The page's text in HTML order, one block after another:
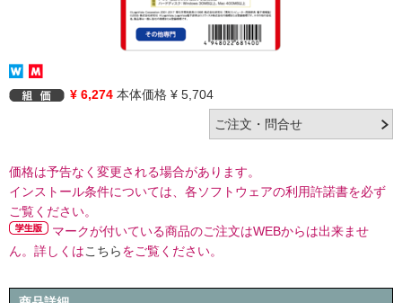
¥ 6,274 本体価格 ¥ 5,704
価格は予告なく変更される場合があります。
インストール条件については、各ソフトウェアの利用許諾書を必ず
ご覧ください。
マークが付いている商品のご注文はWEBからは出来ませ
ん。詳しくはこちらをご覧ください。